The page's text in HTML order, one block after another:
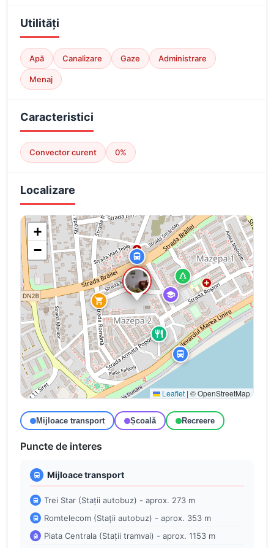
Utilități
Apă Canalizare Gaze Administrare
Menaj
Caracteristici
Convector curent 0%
Localizare
+
−
Leaflet | © OpenStreetMap
Mijloace transport Școală Recreere
Puncte de interes
Mijloace transport
Trei Star (Stații autobuz) - aprox. 273 m
Romtelecom (Stații autobuz) - aprox. 353 m
Piata Centrala (Stații tramvai) - aprox. 1153 m